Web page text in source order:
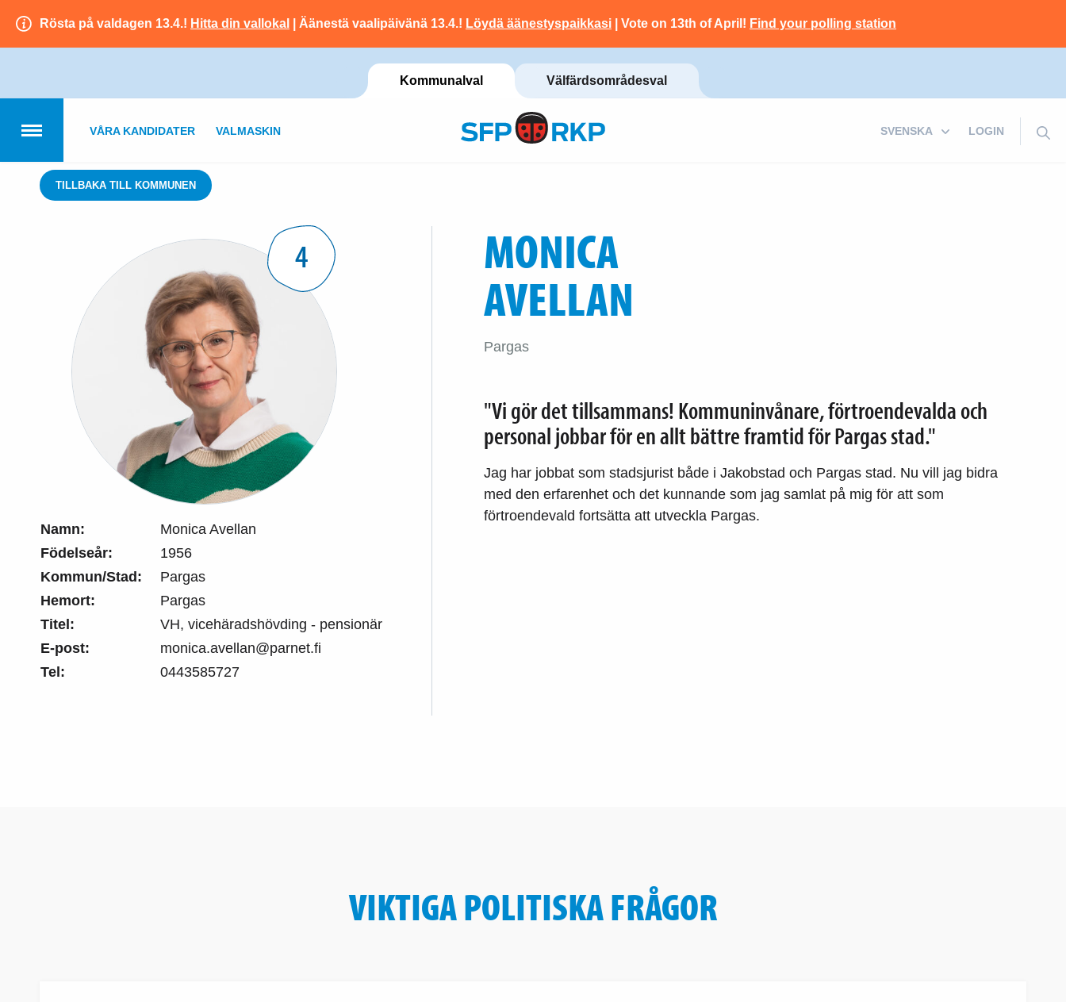
Rösta på valdagen 13.4.! Hitta din vallokal | Äänestä vaalipäivänä 13.4.! Löydä äänestyspaikkasi | Vote on 13th of April! Find your polling station
Kommunalval Välfärdsområdesval
LOGIN
VÅRA KANDIDATER VALMASKIN
TILLBAKA TILL KOMMUNEN
4
Namn:
Monica Avellan
Födelseår:
1956
Kommun/Stad:
Pargas
Hemort:
Pargas
Titel:
VH, vicehäradshövding - pensionär
E-post:
monica.avellan@parnet.fi
Tel:
0443585727
MONICA
AVELLAN
Pargas
"Vi gör det tillsammans! Kommuninvånare, förtroendevalda och
personal jobbar för en allt bättre framtid för Pargas stad."
Jag har jobbat som stadsjurist både i Jakobstad och Pargas stad. Nu vill jag bidra
med den erfarenhet och det kunnande som jag samlat på mig för att som
förtroendevald fortsätta att utveckla Pargas.
VIKTIGA POLITISKA FRÅGOR